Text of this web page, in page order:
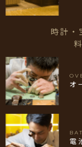
時計・
オ
電